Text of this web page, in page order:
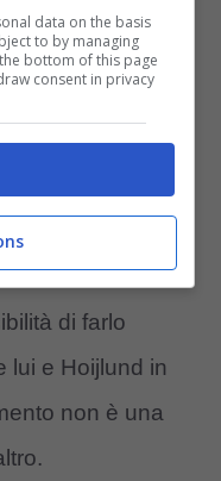
può aiutare
il tecnico
sue prestazioni
il tecnico tanto
neo allenatore
di farlo
lui e Hoijlund in
non è una
data on the basis
to by managing
bottom of this page
consent in privacy